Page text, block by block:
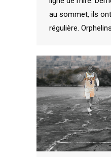
au sommet, ils
régulière.